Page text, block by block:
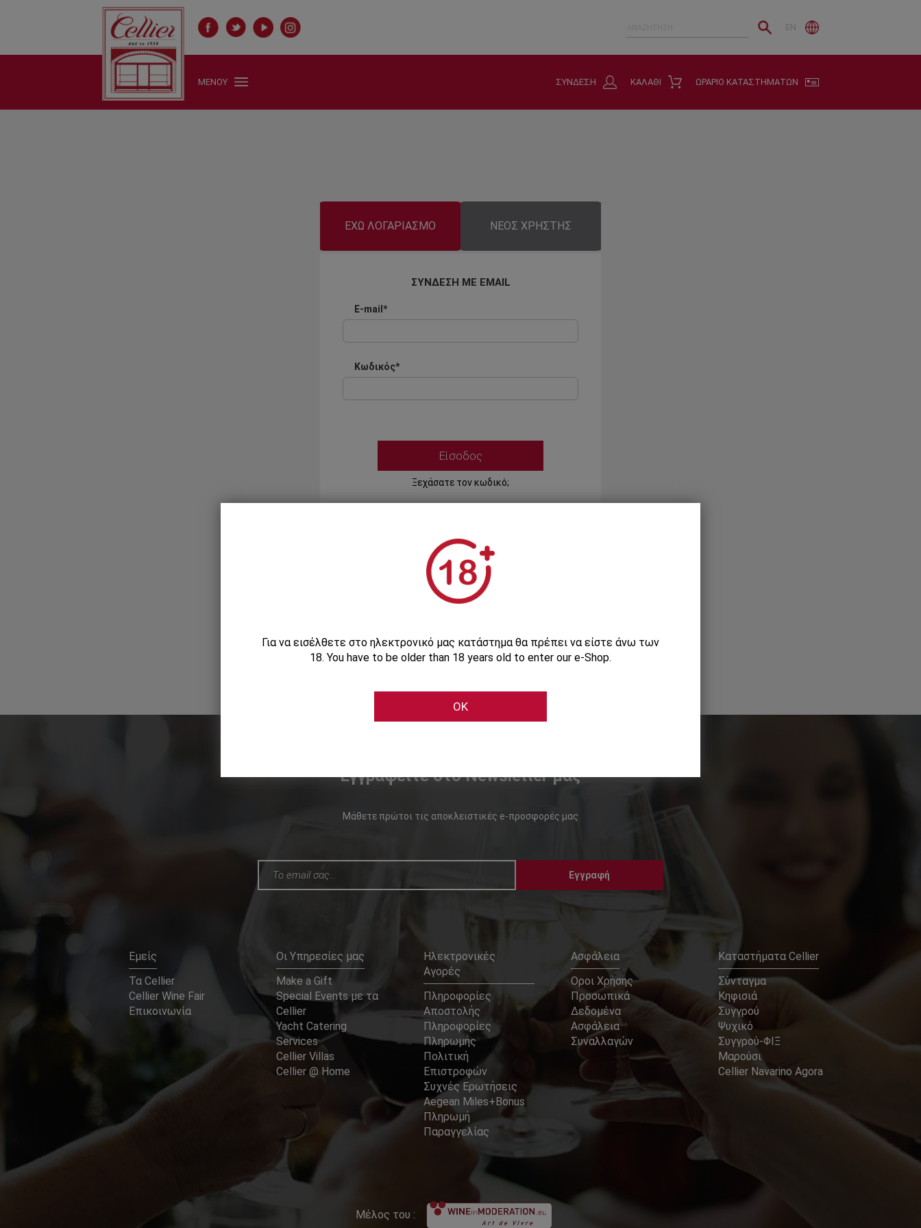
EN
ΜΕΝΟΥ ΩΡΑΡΙΟ ΚΑΤΑΣΤΗΜΑΤΩΝ
ΚΑΛΑΘΙ
ΣΥΝΔΕΣΗ
ΕΧΩ ΛΟΓΑΡΙΑΣΜΟ ΝΕΟΣ ΧΡΗΣΤΗΣ
ΣΥΝΔΕΣΗ ΜΕ EMAIL
E-mail*
Κωδικός*
Ξεχάσατε τον κωδικό;
ΣΥΝΔΕΣΗ ΜΕ ...
Εγγραφείτε στο Newsletter μας
Μάθετε πρώτοι τις αποκλειστικές e-προσφορές μας
Εγγραφή
Εμείς
Τα Cellier
Cellier Wine Fair
Επικοινωνία
Οι Υπηρεσίες μας
Make a Gift
Special Events με τα
Cellier
Yacht Catering
Services
Cellier Villas
Cellier @ Home
Ηλεκτρονικές
Αγορές
Πληροφορίες
Αποστολής
Πληροφορίες
Πληρωμής
Πολιτική
Επιστροφών
Συχνές Ερωτήσεις
Aegean Miles+Bonus
Πληρωμή
Παραγγελίας
Ασφάλεια
Οροι Χρήσης
Προσωπικά
Δεδομένα
Ασφάλεια
Συναλλαγών
Καταστήματα Cellier
Σύνταγμα
Κηφισιά
Συγγρού
Ψυχικό
Συγγρού-ΦΙΞ
Μαρούσι
Cellier Navarino Agora
Μέλος του :
Για να εισέλθετε στο ηλεκτρονικό μας κατάστημα θα πρέπει να είστε άνω των
18. You have to be older than 18 years old to enter our e-Shop.
OK